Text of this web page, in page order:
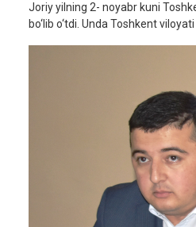
Joriy yilning 2- noyabr kuni
bo‘lib o‘tdi. Unda Toshkent